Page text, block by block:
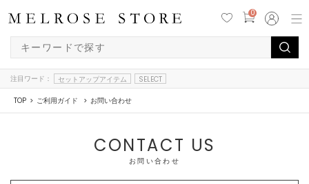
0
注目ワード： セットアップアイテム SELECT
TOP ご利用ガイド お問い合わせ
CONTACT US
お問い合わせ